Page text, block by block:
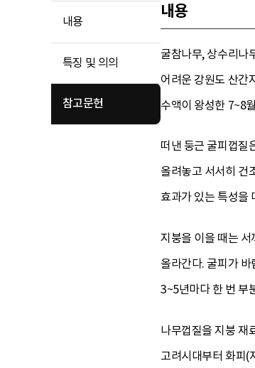
내용
특징 및 의의
참고문헌
내용
굴참나무, 상수리나
어려운 강원도 산간
수액이 왕성한 7~8
떠낸 둥근 굴피껍질
올려놓고 서서히 건
효과가 있는 특성을
지붕을 이을 때는
올라간다. 굴피가
3~5년마다 한 번 부
나무껍질을 지붕 재
고려시대부터 화피(